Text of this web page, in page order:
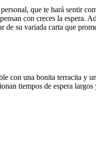
que te hará sentir
con creces la espera.
su variada carta que
con una bonita terracita y
tiempos de espera